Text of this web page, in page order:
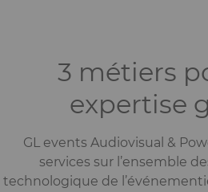
3 métiers
expertise
GL events Audiovisual &
services sur l’ensemble
technologique de